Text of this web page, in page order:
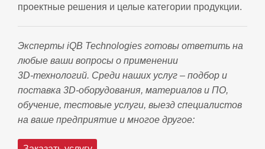
проектные решения и целые категории продукции.
Эксперты iQB Technologies готовы ответить на
любые ваши вопросы о применении
3D‑технологий. Среди наших услуг – подбор и
поставка 3D‑оборудования, материалов и ПО,
обучение, тестовые услуги, выезд специалистов
на ваше предприятие и многое другое: